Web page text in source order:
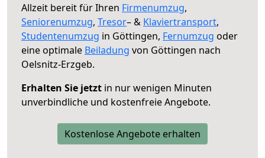
Allzeit bereit für Ihren Firmenumzug,
Seniorenumzug, Tresor– & Klaviertransport,
Studentenumzug in Göttingen, Fernumzug oder
eine optimale Beiladung von Göttingen nach
Oelsnitz-Erzgeb.
Erhalten Sie jetzt in nur wenigen Minuten
unverbindliche und kostenfreie Angebote.
Kostenlose Angebote erhalten